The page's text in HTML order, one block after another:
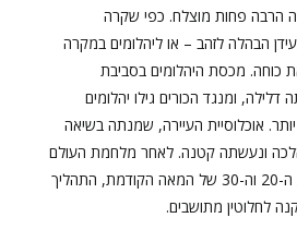
הרבה פחות מוצלח. כפי שקרה
הבהלה לזהב – או ליהלומים במקרה
כוחה. מכסת היהלומים בסביבת
ומנגד הכורים גילו יהלומים
יותר. אוכלוסיית העיירה, שמנתה בשיאה
1,000 איש, הלכה ונעשתה קטנה. לאחר מלחמת העולם
הראשונה, ובעיקר בשנות ה-20 וה-30 של המאה הקודמת, התהליך
לחלוטין מתושבים.